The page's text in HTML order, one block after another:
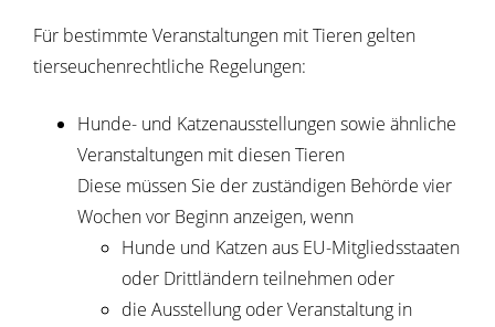
Für bestimmte Veranstaltungen mit Tieren gelten
tierseuchenrechtliche Regelungen:
Hunde- und Katzenausstellungen sowie ähnliche
Veranstaltungen mit diesen Tieren
Diese müssen Sie der zuständigen Behörde vier
Wochen vor Beginn anzeigen, wenn
Hunde und Katzen aus EU-Mitgliedsstaaten
oder Drittländern teilnehmen oder
die Ausstellung oder Veranstaltung in